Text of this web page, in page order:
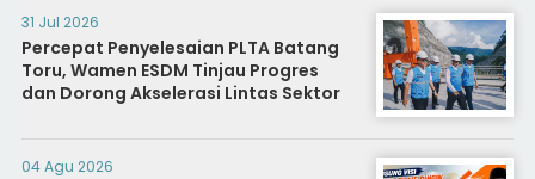
31 Jul 2026
Percepat Penyelesaian PLTA Batang
Toru, Wamen ESDM Tinjau Progres
dan Dorong Akselerasi Lintas Sektor
04 Agu 2026